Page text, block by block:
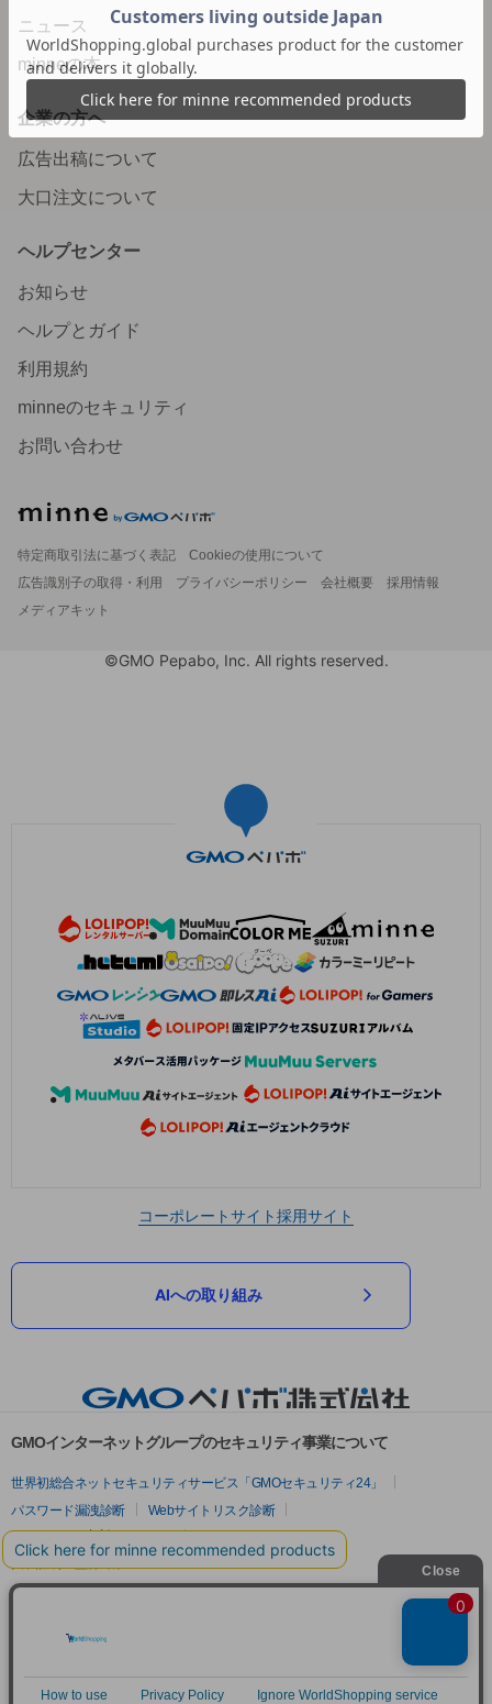
ニュース
minneの本
企業の方へ
広告出稿について
大口注文について
ヘルプセンター
お知らせ
ヘルプとガイド
利用規約
minneのセキュリティ
お問い合わせ
特定商取引法に基づく表記
Cookieの使用について
広告識別子の取得・利用
プライバシーポリシー 会社概要
採用情報
メディアキット
©GMO Pepabo, Inc. All rights reserved.
コーポレートサイト採用サイト
AIへの取り組み
GMOインターネットグループのセキュリティ事業について
世界初総合ネットセキュリティサービス「GMOセキュリティ24」
パスワード漏洩診断
Webサイトリスク診断
セキュリティ相談AIチャットボット
実在証明・盗聴対策
サイバー攻撃対策（GMOサイバーセキュリティ byイエラエ）
セキュリティ事業の軌跡